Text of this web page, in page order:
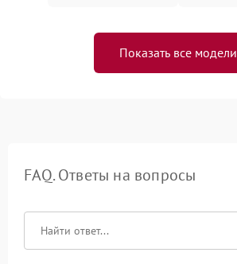
Показать все модели
FAQ. Ответы на вопросы